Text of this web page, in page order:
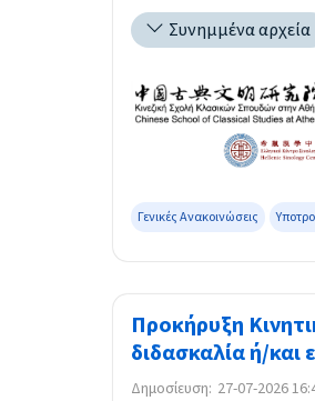
Συνημμένα αρχεία
Γενικές Ανακοινώσεις
Προκήρυξη
διδασκαλία ή/
Δημοσίευση: 27-07-2026